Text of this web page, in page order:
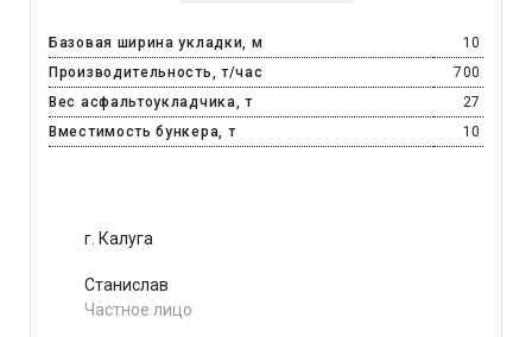
Базовая ширина укладки, м
10
Производительность, т/час
700
Вес асфальтоукладчика, т
27
Вместимость бункера, т
10
г. Калуга
Станислав
Частное лицо